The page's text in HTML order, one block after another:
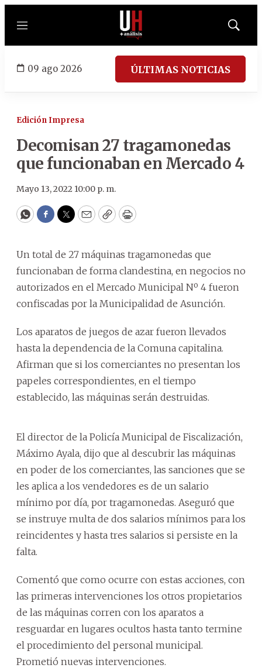
Menú
Mostrar
09 ago 2026 ÚLTIMAS NOTICIAS
Edición Impresa
Decomisan 27 tragamonedas
que funcionaban en Mercado 4
Mayo 13, 2022 10:00 p. m.
WhatsApp
Facebook
Twitter
EmailCopyPrint
Un total de 27 máquinas tragamonedas que
funcionaban de forma clandestina, en negocios no
autorizados en el Mercado Municipal Nº 4 fueron
confiscadas por la Municipalidad de Asunción.
Los aparatos de juegos de azar fueron llevados
hasta la dependencia de la Comuna capitalina.
Afirman que si los comerciantes no presentan los
papeles correspondientes, en el tiempo
establecido, las máquinas serán destruidas.
El director de la Policía Municipal de Fiscalización,
Máximo Ayala, dijo que al descubrir las máquinas
en poder de los comerciantes, las sanciones que se
les aplica a los vendedores es de un salario
mínimo por día, por tragamonedas. Aseguró que
se instruye multa de dos salarios mínimos para los
reincidentes y hasta tres salarios si persiste en la
falta.
Comentó que como ocurre con estas acciones, con
las primeras intervenciones los otros propietarios
de las máquinas corren con los aparatos a
resguardar en lugares ocultos hasta tanto termine
el procedimiento del personal municipal.
Prometió nuevas intervenciones.